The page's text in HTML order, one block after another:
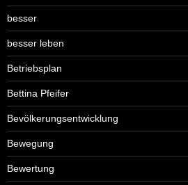
besser
besser leben
Betriebsplan
Bettina Pfeifer
Bevölkerungsentwicklung
Bewegung
Bewertung